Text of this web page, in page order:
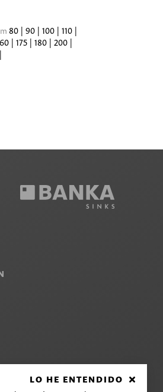
80 | 90 | 100 | 110 |
| 175 | 180 | 200 |
LO HE ENTENDIDO